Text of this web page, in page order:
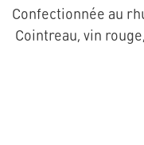
Confectionnée au
Cointreau, vin